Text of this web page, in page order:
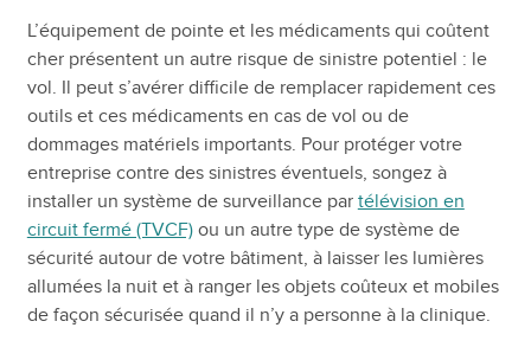
L’équipement de pointe et les médicaments qui coûtent
cher présentent un autre risque de sinistre potentiel : le
vol. Il peut s’avérer difficile de remplacer rapidement ces
outils et ces médicaments en cas de vol ou de
dommages matériels importants. Pour protéger votre
entreprise contre des sinistres éventuels, songez à
installer un système de surveillance par télévision en
circuit fermé (TVCF)ou un autre type de système de
sécurité autour de votre bâtiment, à laisser les lumières
allumées la nuit et à ranger les objets coûteux et mobiles
de façon sécurisée quand il n’y a personne à la clinique.